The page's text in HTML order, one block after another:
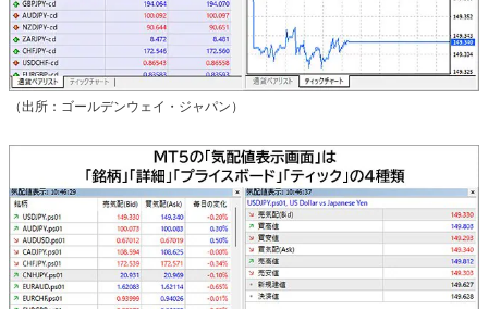
（出所：ゴールデンウェイ・ジャパン）